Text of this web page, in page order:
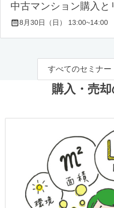
中古マンション購入と
8月30日（日） 13:00~14:00
すべてのセミナー
購入・売